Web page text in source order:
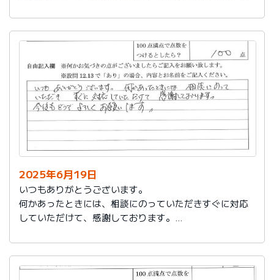
2025年6月19日
いつもありがとうございます。
何かあったときには、相談にのっていただきすぐに対応
していただけて、感謝しております。